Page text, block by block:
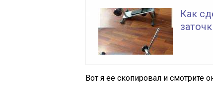
Как
Вот я ее скопировал и смотрите